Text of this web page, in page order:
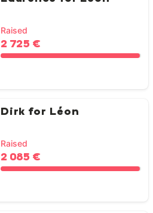
Raised
2 725 €
Dirk for Léon
Raised
2 085 €